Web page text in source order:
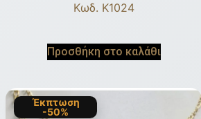
Κωδ. K1024
Προσθήκη στο καλάθι
Έκπτωση
-50%